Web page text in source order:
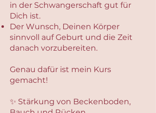
in der Schwangerschaft gut für
Dich ist.
Der Wunsch, Deinen Körper
sinnvoll auf Geburt und die Zeit
danach vorzubereiten.
Genau dafür ist mein Kurs
gemacht!
✨ Stärkung von Beckenboden,